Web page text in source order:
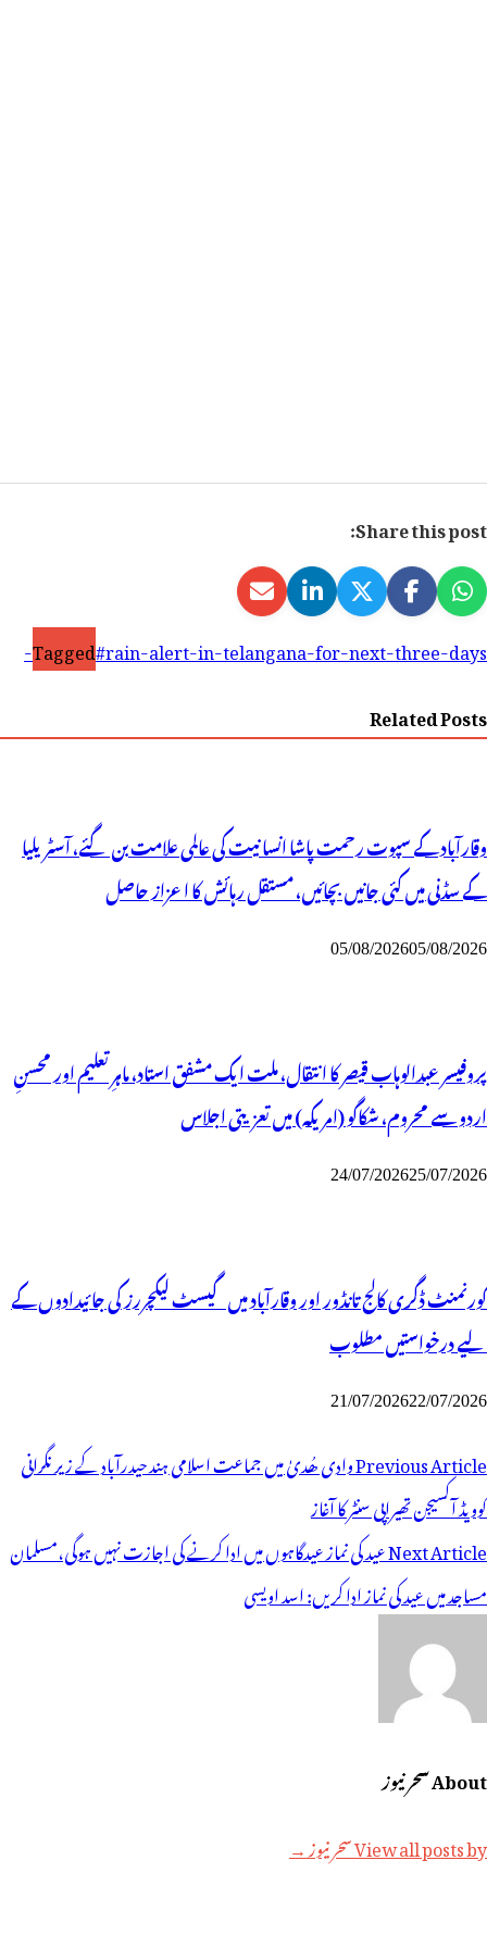
Share this post:
Tagged#rain-alert-in-telangana-for-next-three-days-
Related Posts
وقارآباد کے سپوت رحمت پاشا انسانیت کی عالمی علامت بن گئے، آسٹریلیا
کے سڈنی میں کئی جانیں بچائیں، مستقل رہائش کا اعزاز حاصل
05/08/202605/08/2026
پروفیسر عبدالوہاب قیصر کا انتقال، ملت ایک مشفق استاد، ماہرِتعلیم اور محسنِ
اردو سے محروم، شکاگو (امریکہ) میں تعزیتی اجلاس
24/07/202625/07/2026
گورنمنٹ ڈگری کالج تانڈور اور وقارآباد میں گیسٹ لیکچررز کی جائیدادوں کے
لیے درخواستیں مطلوب
21/07/202622/07/2026
پوسٹوں
کی
نیویگیشن
Previous Articleوادی ھُدیٰ میں جماعت اسلامی ہند حیدرآباد کے زیر نگرانی
کوویڈ آکسیجن تھیراپی سنٹر کا آغاز
Next Articleعید کی نماز عیدگاہوں میں ادا کرنے کی اجازت نہیں ہوگی،مسلمان
مساجد میں عید کی نماز ادا کریں: اسد اویسی
About سحر نیوز
View all posts by سحر نیوز →